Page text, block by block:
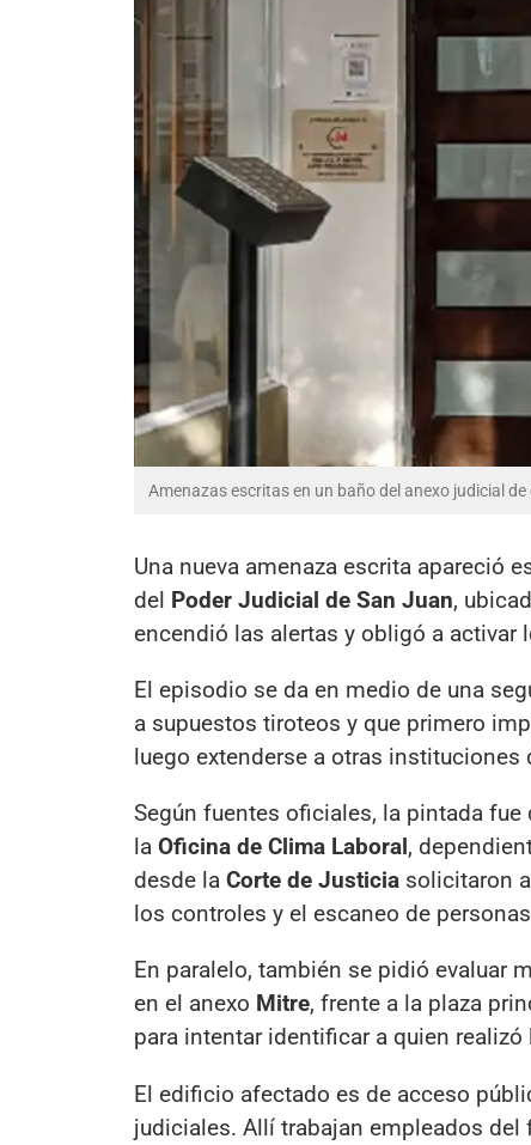
Amenazas escritas en un baño del anexo judicial
Una nueva amenaza escrita apareció
del Poder Judicial de San Juan,
encendió las alertas y obligó a
El episodio se da en medio de una
a supuestos tiroteos y que primero
luego extenderse a otras instituciones
Según fuentes oficiales, la pintada
la Oficina de Clima Laboral,
desde la Corte de Justicia solicitaron
los controles y el escaneo de
En paralelo, también se pidió evaluar
en el anexo Mitre, frente a la plaza
para intentar identificar a quien realizó
El edificio afectado es de acceso
judiciales. Allí trabajan empleados del